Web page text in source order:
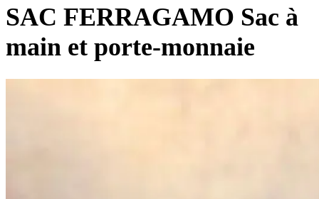
SAC FERRAGAMO Sac à
main et porte-monnaie